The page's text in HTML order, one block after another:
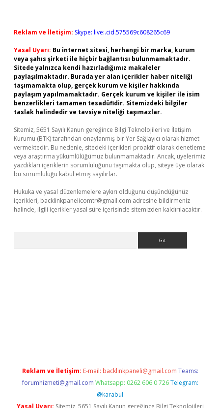
Reklam ve İletişim: Skype: live:.cid.575569c608265c69
Yasal Uyarı: Bu internet sitesi, herhangi bir marka, kurum
veya şahıs şirketi ile hiçbir bağlantısı bulunmamaktadır.
Sitede yalnızca kendi hazırladığımız makaleler
paylaşılmaktadır. Burada yer alan içerikler haber niteliği
taşımamakta olup, gerçek kurum ve kişiler hakkında
paylaşım yapılmamaktadır. Gerçek kurum ve kişiler ile isim
benzerlikleri tamamen tesadüfidir. Sitemizdeki bilgiler
taslak halindedir ve tavsiye niteliği taşımazlar.
Sitemiz, 5651 Sayılı Kanun gereğince Bilgi Teknolojileri ve İletişim
Kurumu (BTK) tarafından onaylanmış bir Yer Sağlayıcı olarak hizmet
vermektedir. Bu nedenle, sitedeki içerikleri proaktif olarak denetleme
veya araştırma yükümlülüğümüz bulunmamaktadır. Ancak, üyelerimiz
yazdıkları içeriklerin sorumluluğunu taşımakta olup, siteye üye olarak
bu sorumluluğu kabul etmiş sayılırlar.
Hukuka ve yasal düzenlemelere aykırı olduğunu düşündüğünüz
içerikleri, backlinkpanelicomtr@gmail.com adresine bildirmeniz
halinde, ilgili içerikler yasal süre içerisinde sitemizden kaldırılacaktır.
Reklam ve İletişim: E-mail: backlinkpaneli@gmail.com Teams:
forumhizmeti@gmail.com Whatsapp: 0262 606 0 726 Telegram:
@karabul
Yasal Uyarı: Sitemiz, 5651 Sayılı Kanun gereğince Bilgi Teknolojileri